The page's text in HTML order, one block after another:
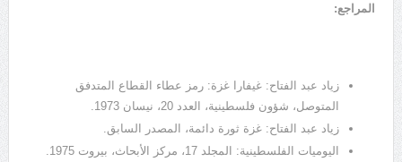
المراجع:
زياد عبد الفتاح: غيفارا غزة: رمز عطاء القطاع المتدفق
المتوصل، شؤون فلسطينية، العدد 20، نيسان 1973.
زياد عبد الفتاح: غزة ثورة دائمة، المصدر السابق.
اليوميات الفلسطينية: المجلد 17، مركز الأبحاث، بيروت 1975.